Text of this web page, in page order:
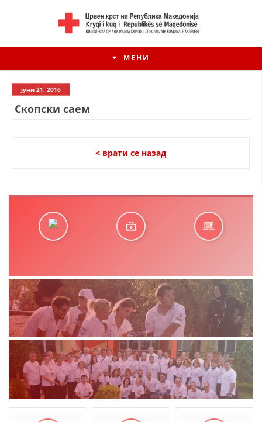
МЕНИ
ДЕЈСТВУВАЊЕ
ПРИРАЧНИЦИ
СТРАТЕГИИ
јуни 21, 2016
Скопски саем
< врати се назад